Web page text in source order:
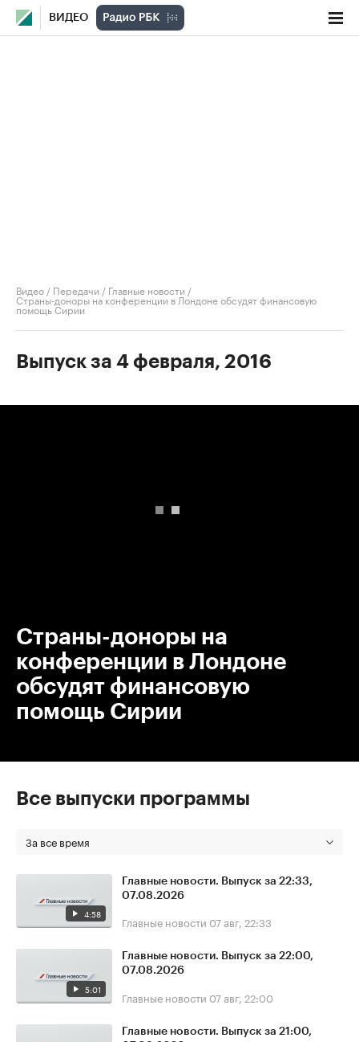
ВИДЕО
Видео / Передачи / Главные новости /
Страны-доноры на конференции в Лондоне обсудят финансовую
помощь Сирии
Выпуск за 4 февраля, 2016
Страны-доноры на
конференции в Лондоне
обсудят финансовую
помощь Сирии
Все выпуски программы
За все время
4:58
Главные новости. Выпуск за 22:33,
07.08.2026
Главные новости 07 авг, 22:33
5:01
Главные новости. Выпуск за 22:00,
07.08.2026
Главные новости 07 авг, 22:00
Главные новости. Выпуск за 21:00,